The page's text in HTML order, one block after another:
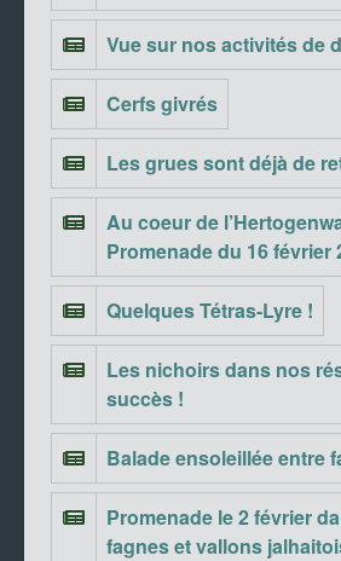
Vue sur nos activités de
Cerfs givrés
Les grues sont déjà de
Au coeur de
Promenade du 16 février
Quelques Tétras-Lyre !
Les nichoirs dans nos
succès !
Balade ensoleillée entre
Promenade le 2 février
fagnes et vallons